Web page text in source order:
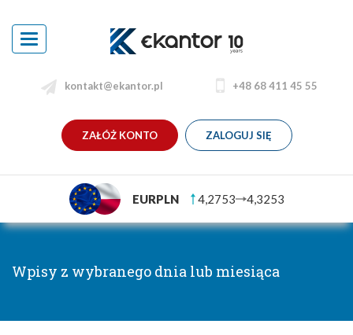
Toggle
navigation
kontakt@ekantor.pl +48 68 411 45 55
ZAŁÓŻ KONTO ZALOGUJ SIĘ
EURPLN 4,2753 4,3253
Wpisy z wybranego dnia lub miesiąca